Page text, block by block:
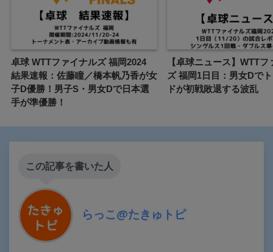
卓球 WTTファイナルズ 福岡2024
結果速報：佐藤瞳／橋本帆乃香が女
子D優勝！男子S・男女Dで日本選
手が準優勝！
【卓球ニュース】WTTフ
ズ 福岡1日目：男女Dで
ドが初戦敗退する波乱
この記事を書いた人
らっこ@たきゅトピ